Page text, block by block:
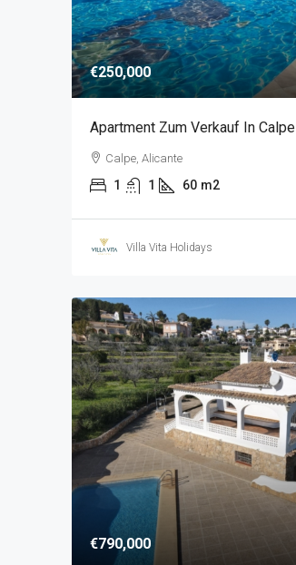
€250,000
Apartment Zum Verkauf In Calpe
Calpe, Alicante
1 1 60 m2
Villa Vita Holidays
€790,000